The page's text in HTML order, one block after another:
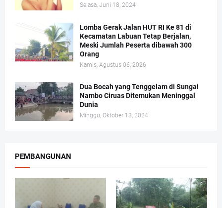
Selasa, Juni 18, 2024
Lomba Gerak Jalan HUT RI Ke 81 di
Kecamatan Labuan Tetap Berjalan,
Meski Jumlah Peserta dibawah 300
Orang
Kamis, Agustus 06, 2026
Dua Bocah yang Tenggelam di Sungai
Nambo Ciruas Ditemukan Meninggal
Dunia
Minggu, Oktober 13, 2024
PEMBANGUNAN